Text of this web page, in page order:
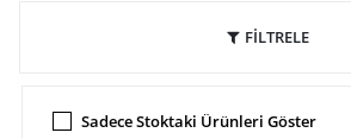
FİLTRELE
Sadece Stoktaki Ürünleri Göster